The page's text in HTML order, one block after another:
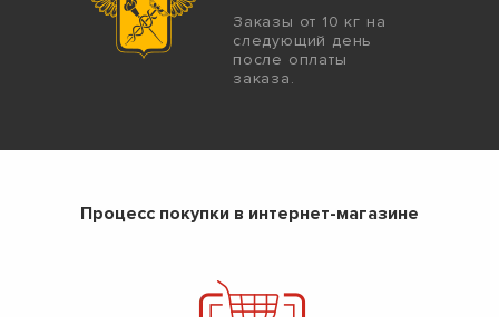
Заказы от 10 кг на
следующий день
после оплаты
заказа.
Процесс покупки в интернет-магазине